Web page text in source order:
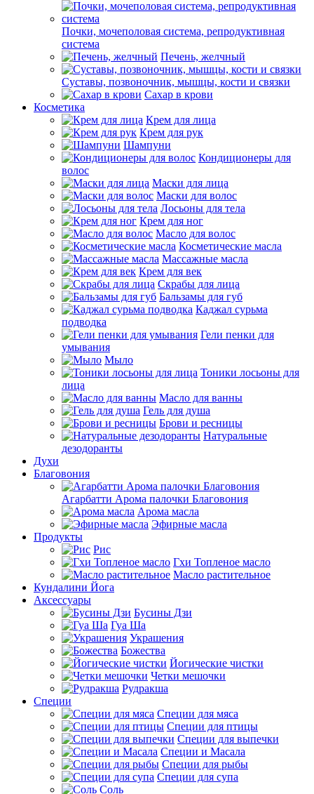
Почки, мочеполовая система, репродуктивная
система
Печень, желчный
Суставы, позвоночник, мышцы, кости и связки
Сахар в крови
Косметика
Крем для лица
Крем для рук
Шампуни
Кондиционеры для
волос
Маски для лица
Маски для волос
Лосьоны для тела
Крем для ног
Масло для волос
Косметические масла
Массажные масла
Крем для век
Скрабы для лица
Бальзамы для губ
Каджал сурьма
подводка
Гели пенки для
умывания
Мыло
Тоники лосьоны для
лица
Масло для ванны
Гель для душа
Брови и ресницы
Натуральные
дезодоранты
Духи
Благовония
Агарбатти Арома палочки Благовония
Арома масла
Эфирные масла
Продукты
Рис
Гхи Топленое масло
Масло растительное
Кундалини Йога
Аксессуары
Бусины Дзи
Гуа Ша
Украшения
Божества
Йогические чистки
Четки мешочки
Рудракша
Специи
Специи для мяса
Специи для птицы
Специи для выпечки
Специи и Масала
Специи для рыбы
Специи для супа
Соль